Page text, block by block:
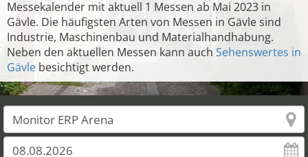
Messekalender mit aktuell 1 Messen ab Mai 2023 in
Gävle. Die häufigsten Arten von Messen in Gävle sind
Industrie, Maschinenbau und Materialhandhabung.
Neben den aktuellen Messen kann auch Sehenswertes in
Gävle besichtigt werden.